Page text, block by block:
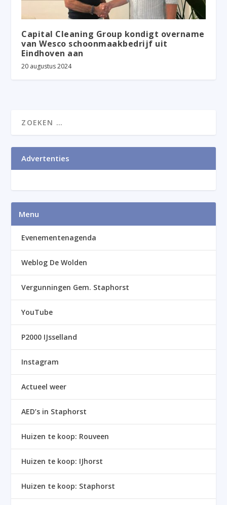
Capital Cleaning Group kondigt overname
van Wesco schoonmaakbedrijf uit
Eindhoven aan
20 augustus 2024
Advertenties
Menu
Evenementenagenda
Weblog De Wolden
Vergunningen Gem. Staphorst
YouTube
P2000 IJsselland
Instagram
Actueel weer
AED’s in Staphorst
Huizen te koop: Rouveen
Huizen te koop: IJhorst
Huizen te koop: Staphorst